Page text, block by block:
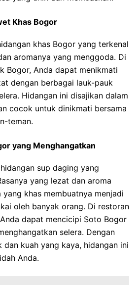
Khas Bogor
khas Bogor yang terkenal
aromanya yang menggoda. Di
Bogor, Anda dapat menikmati
dengan berbagai lauk-pauk
Hidangan ini disajikan dalam
cocok untuk dinikmati bersama
teman.
yang Menghangatkan
sup daging yang
yang lezat dan aroma
yang khas membuatnya menjadi
oleh banyak orang. Di restoran
dapat mencicipi Soto Bogor
selera. Dengan
dan kuah yang kaya, hidangan ini
Anda.